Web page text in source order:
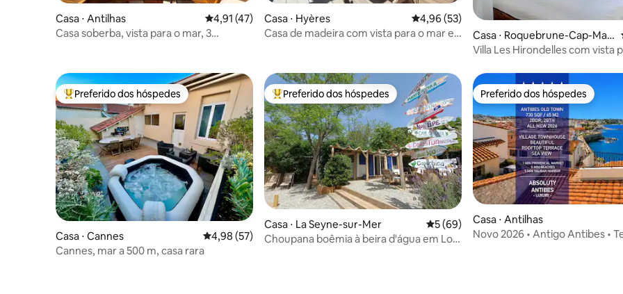
Casa ⋅ Antilhas 4,91 de uma avaliação média de 5, 47 avaliações
4,91 (47)
Casa soberba, vista para o mar, 3
Casa ⋅ Hyères 4,96 de uma avaliação média de 5, 53
4,96 (53)
Casa de madeira com vista para o mar e
Casa ⋅ Roquebrune-Cap-Mart
in
Villa Les Hirondelles com vista
Entre os melhores preferidos dos hóspedes
Preferido dos hóspedes
Casa ⋅ Cannes 4,98 de uma avaliação média de 5, 57 avaliações
4,98 (57)
Cannes, mar a 500 m, casa rara
Entre os melhores preferidos dos hóspedes
Preferido dos hóspedes
Casa ⋅ La Seyne-sur-Mer 5 de uma avaliação média de 5, 69
5 (69)
Choupana boêmia à beira d'água em Lou
Preferido dos hóspedes
Preferido dos hóspedes
Casa ⋅ Antilhas
Novo 2026 • Antigo Antibes •